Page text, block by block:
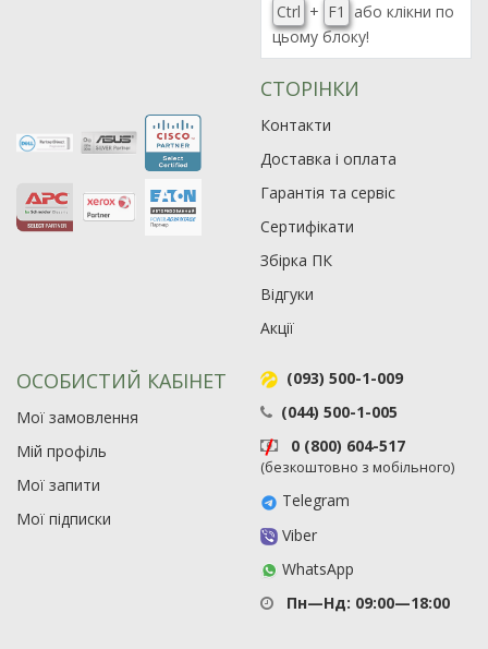
Рейтинг EXE.ua:4.6
Ctrl + F1
або клікни по
цьому блоку!
СТОРІНКИ
Контакти
Доставка і оплата
Гарантія та сервіс
Сертифікати
Збірка ПК
Відгуки
Акції
ОСОБИСТИЙ КАБІНЕТ
Мої замовлення
Мій профіль
Мої запити
Мої підписки
(093) 500-1-009
(044) 500-1-005
0 (800) 604-517
(безкоштовно з мобільного)
Telegram
Viber
WhatsApp
Пн—Нд: 09:00—18:00